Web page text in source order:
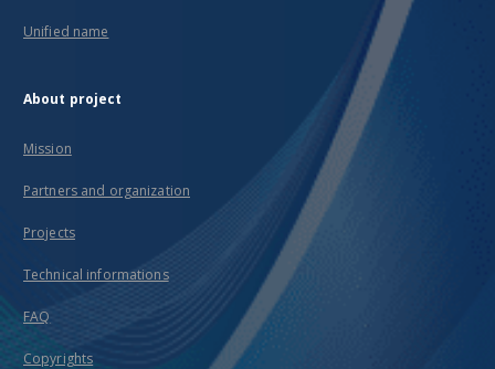
Unified name
About project
Mission
Partners and organization
Projects
Technical informations
FAQ
Copyrights